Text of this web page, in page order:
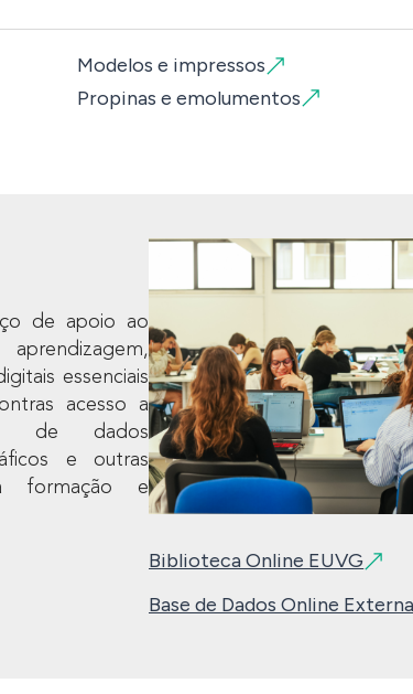
Modelos e impressos
Propinas e emolumentos
de apoio ao
essenciais
acesso a
de dados
e outras
formação e
Biblioteca Online EUVG
Base de Dados Online